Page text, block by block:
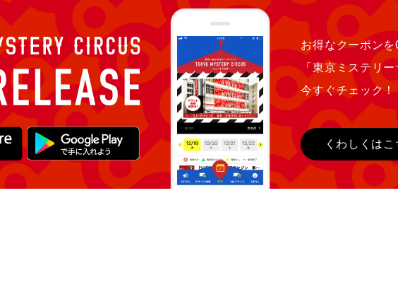
お得なクーポン
「東京ミステリ
今すぐチェック！
くわしくはこ